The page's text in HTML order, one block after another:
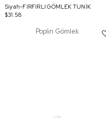
Siyah-FIRFIRLI GÖMLEK TUNİK
$31.58
Poplin Gömlek